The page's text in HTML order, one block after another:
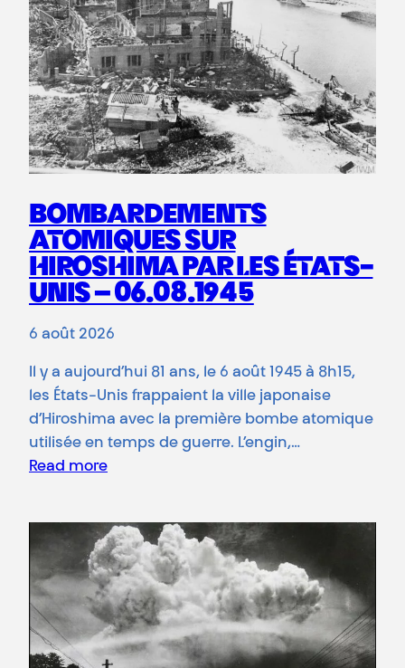
BOMBARDEMENTS
ATOMIQUES SUR
HIROSHIMA PAR LES ÉTATS-
UNIS – 06.08.1945
6 août 2026
Il y a aujourd’hui 81 ans, le 6 août 1945 à 8h15,
les États-Unis frappaient la ville japonaise
d’Hiroshima avec la première bombe atomique
utilisée en temps de guerre. L’engin,…
Read more